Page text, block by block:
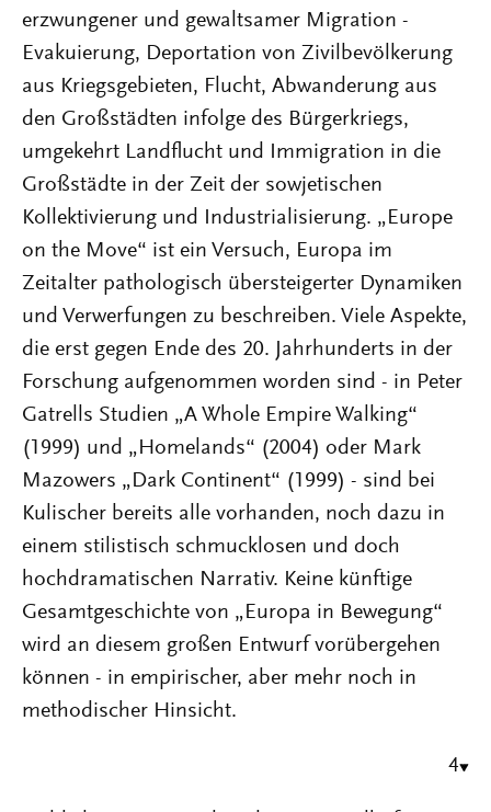
erzwungener und gewaltsamer Migration -
Evakuierung, Deportation von Zivilbevölkerung
aus Kriegsgebieten, Flucht, Abwanderung aus
den Großstädten infolge des Bürgerkriegs,
umgekehrt Landflucht und Immigration in die
Großstädte in der Zeit der sowjetischen
Kollektivierung und Industrialisierung. „Europe
on the Move“ ist ein Versuch, Europa im
Zeitalter pathologisch übersteigerter Dynamiken
und Verwerfungen zu beschreiben. Viele Aspekte,
die erst gegen Ende des 20. Jahrhunderts in der
Forschung aufgenommen worden sind - in Peter
Gatrells Studien „A Whole Empire Walking“
(1999) und „Homelands“ (2004) oder Mark
Mazowers „Dark Continent“ (1999) - sind bei
Kulischer bereits alle vorhanden, noch dazu in
einem stilistisch schmucklosen und doch
hochdramatischen Narrativ. Keine künftige
Gesamtgeschichte von „Europa in Bewegung“
wird an diesem großen Entwurf vorübergehen
können - in empirischer, aber mehr noch in
methodischer Hinsicht.
4